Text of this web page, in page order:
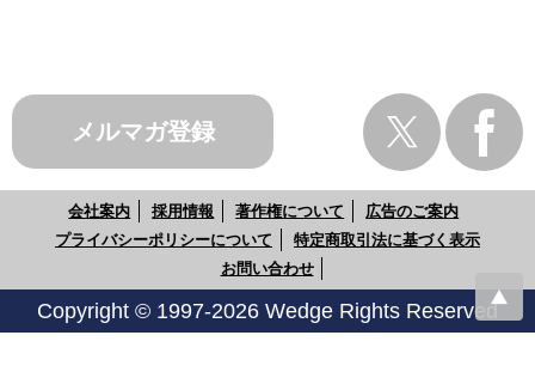
メルマガ登録
会社案内 採用情報 著作権について
広告のご案内
プライバシーポリシーについて
特定商取引法に基づく表示
お問い合わせ
Copyright © 1997-2026 Wedge Rights Reserved